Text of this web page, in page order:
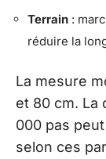
Terrain :
réduire la
La mesure
et 80 cm. La
000 pas
selon ces